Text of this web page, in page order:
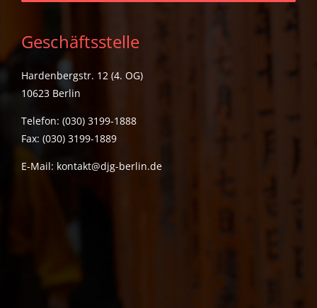
Geschäftsstelle
Hardenbergstr. 12 (4. OG)
10623 Berlin
Telefon: (030) 3199-1888
Fax: (030) 3199-1889
E-Mail: kontakt@djg-berlin.de